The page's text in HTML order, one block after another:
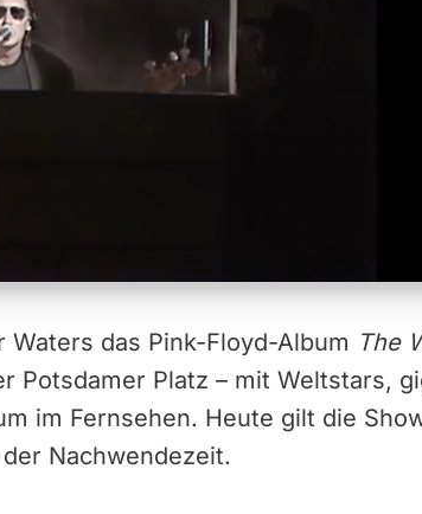
Waters das Pink-Floyd-Album The
Potsdamer Platz – mit Weltstars,
im Fernsehen. Heute gilt die
Nachwendezeit.